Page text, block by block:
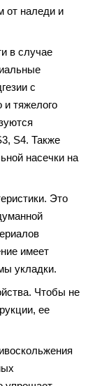
от наледи и
в случае
с
и тяжелого
S4. Также
насечки на
Это
имеет
укладки.
Чтобы не
ее